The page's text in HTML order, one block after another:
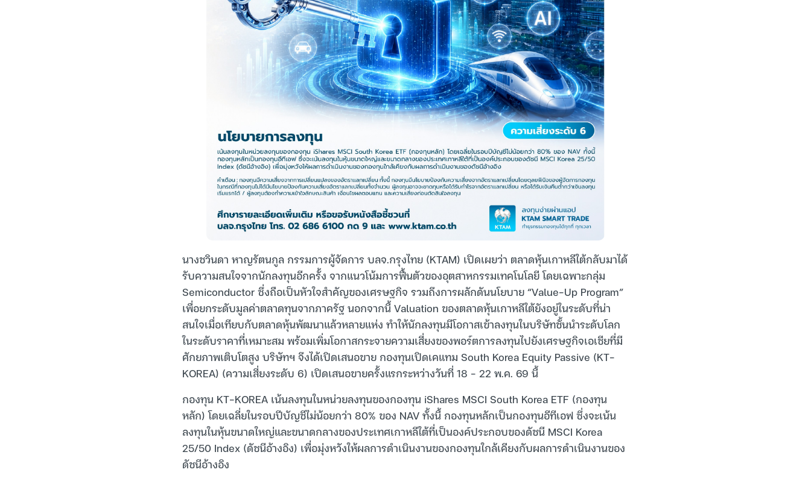
นางชวินดา หาญรัตนกูล กรรมการผู้จัดการ บลจ.กรุงไทย (KTAM) เปิดเผยว่า ตลาดหุ้นเกาหลีใต้กลับมาได้
รับความสนใจจากนักลงทุนอีกครั้ง จากแนวโน้มการฟื้นตัวของอุตสาหกรรมเทคโนโลยี โดยเฉพาะกลุ่ม
Semiconductor ซึ่งถือเป็นหัวใจสำคัญของเศรษฐกิจ รวมถึงการผลักดันนโยบาย “Value-Up Program”
เพื่อยกระดับมูลค่าตลาดทุนจากภาครัฐ นอกจากนี้ Valuation ของตลาดหุ้นเกาหลีใต้ยังอยู่ในระดับที่น่า
สนใจเมื่อเทียบกับตลาดหุ้นพัฒนาแล้วหลายแห่ง ทำให้นักลงทุนมีโอกาสเข้าลงทุนในบริษัทชั้นนำระดับโลก
ในระดับราคาที่เหมาะสม พร้อมเพิ่มโอกาสกระจายความเสี่ยงของพอร์ตการลงทุนไปยังเศรษฐกิจเอเชียที่มี
ศักยภาพเติบโตสูง บริษัทฯ จึงได้เปิดเสนอขาย กองทุนเปิดเคแทม South Korea Equity Passive (KT-
KOREA) (ความเสี่ยงระดับ 6) เปิดเสนอขายครั้งแรกระหว่างวันที่ 18 – 22 พ.ค. 69 นี้
กองทุน KT-KOREA เน้นลงทุนในหน่วยลงทุนของกองทุน iShares MSCI South Korea ETF (กองทุน
หลัก) โดยเฉลี่ยในรอบปีบัญชีไม่น้อยกว่า 80% ของ NAV ทั้งนี้ กองทุนหลักเป็นกองทุนอีทีเอฟ ซึ่งจะเน้น
ลงทุนในหุ้นขนาดใหญ่และขนาดกลางของประเทศเกาหลีใต้ที่เป็นองค์ประกอบของดัชนี MSCI Korea
25/50 Index (ดัชนีอ้างอิง) เพื่อมุ่งหวังให้ผลการดำเนินงานของกองทุนใกล้เคียงกับผลการดำเนินงานของ
ดัชนีอ้างอิง